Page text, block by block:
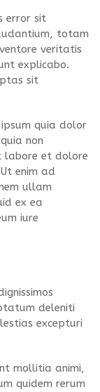
error sit
totam
veritatis
explicabo.
sit
quia dolor
non
labore et dolore
enim ad
ullam
ex ea
iure
deleniti
excepturi
mollitia animi,
quidem rerum